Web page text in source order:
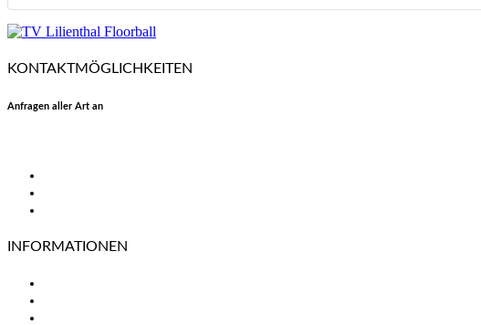
KONTAKTMÖGLICHKEITEN
Anfragen aller Art an
INFORMATIONEN